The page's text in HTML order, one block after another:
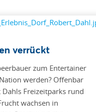
verrückt
zum Entertainer
werden? Offenbar
Dahls Freizeitparks rund
wachsen in